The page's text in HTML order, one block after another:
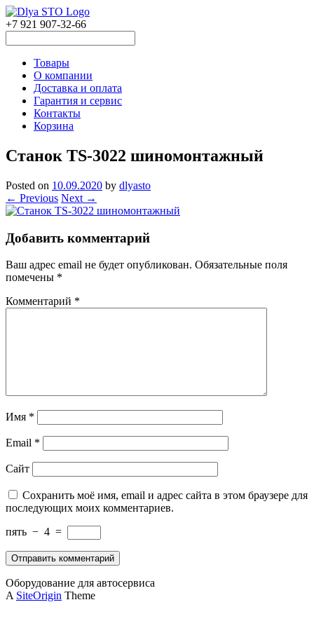
+7 921 907-32-66
Товары
О компании
Доставка и оплата
Гарантия и сервис
Контакты
Корзина
Станок TS-3022 шиномонтажный
Posted on 10.09.2020 by dlyasto
← Previous Next →
Добавить комментарий
Ваш адрес email не будет опубликован. Обязательные поля
помечены *
Комментарий *
Имя *
Email *
Сайт
Сохранить моё имя, email и адрес сайта в этом браузере для
последующих моих комментариев.
пять − 4 =
Оборудование для автосервиса
A SiteOrigin Theme